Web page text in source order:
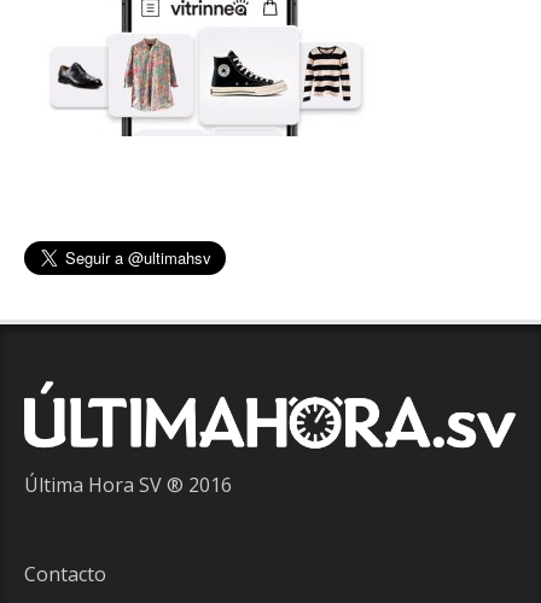
Última Hora SV ® 2016
Contacto